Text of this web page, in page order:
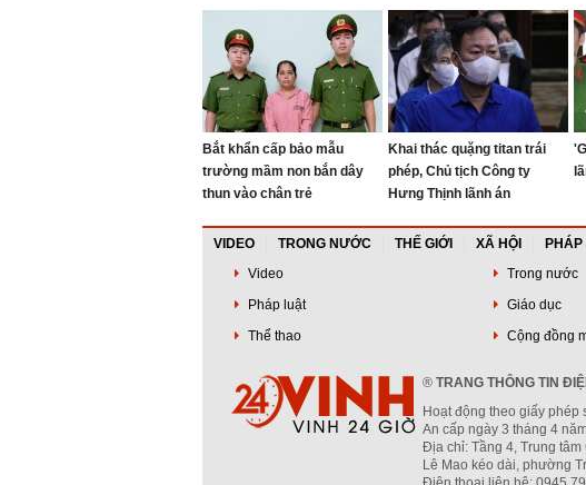
Công an xem xét?
Bắt khẩn cấp bảo mẫu
trường mầm non bắn dây
thun vào chân trẻ
Khai thác quặng titan trái
phép, Chủ tịch Công ty
Hưng Thịnh lãnh án
VIDEO TRONG NƯỚC THẾ GIỚI XÃ HỘI
Video
Trong nước
Pháp luật
Giáo dục
Thể thao
Cộng đồng
® TRANG THÔNG TIN
Hoạt động theo giấy phép
An cấp ngày 3 tháng 4
Địa chỉ: Tầng 4, Trung
Lê Mao kéo dài, phường